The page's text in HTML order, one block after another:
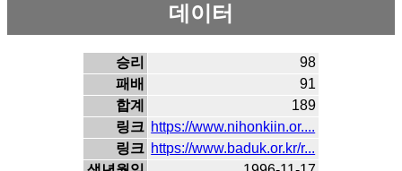
데이터
승리
98
패배
91
합계
189
링크 https://www.nihonkiin.or....
링크 https://www.baduk.or.kr/r...